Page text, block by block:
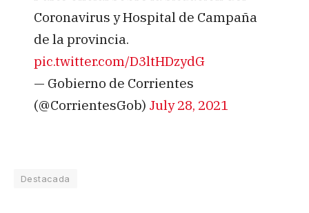
Coronavirus y Hospital de Campaña
de la provincia.
pic.twitter.com/D3ltHDzydG
— Gobierno de Corrientes
(@CorrientesGob) July 28, 2021
Destacada